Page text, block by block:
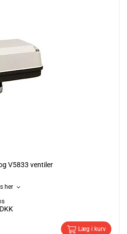
V5833 ventiler
her
DKK
Læg i kurv